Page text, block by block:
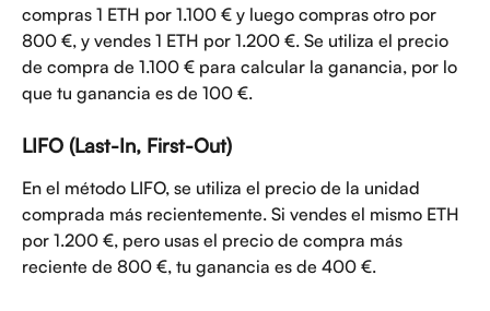
compras 1 ETH por 1.100 € y luego compras otro por
800 €, y vendes 1 ETH por 1.200 €. Se utiliza el precio
de compra de 1.100 € para calcular la ganancia, por lo
que tu ganancia es de 100 €.
LIFO (Last-In, First-Out)
En el método LIFO, se utiliza el precio de la unidad
comprada más recientemente. Si vendes el mismo ETH
por 1.200 €, pero usas el precio de compra más
reciente de 800 €, tu ganancia es de 400 €.